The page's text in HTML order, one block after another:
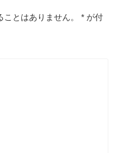
とはありません。 * が付